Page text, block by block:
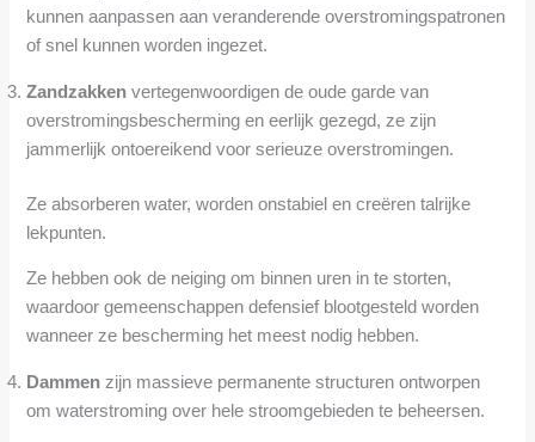
kunnen aanpassen aan veranderende overstromingspatronen
of snel kunnen worden ingezet.
Zandzakken vertegenwoordigen de oude garde van
overstromingsbescherming en eerlijk gezegd, ze zijn
jammerlijk ontoereikend voor serieuze overstromingen.
Ze absorberen water, worden onstabiel en creëren talrijke
lekpunten.
Ze hebben ook de neiging om binnen uren in te storten,
waardoor gemeenschappen defensief blootgesteld worden
wanneer ze bescherming het meest nodig hebben.
Dammen zijn massieve permanente structuren ontworpen
om waterstroming over hele stroomgebieden te beheersen.